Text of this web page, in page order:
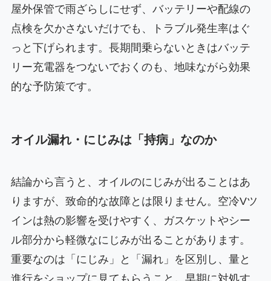
屋外保管で雨ざらしにせず、バッテリーや配線の
点検を欠かさないだけでも、トラブル発生率はぐ
っと下げられます。長期間乗らないときはバッテ
リー充電器をつないでおくのも、地味ながら効果
的な予防策です。
オイル漏れ・にじみは「持病」なのか
結論から言うと、オイルのにじみが出ることはあ
りますが、致命的な故障とは限りません。空冷Vツ
インは熱の影響を受けやすく、ガスケットやシー
ル部分から軽微なにじみが出ることがあります。
重要なのは「にじみ」と「漏れ」を区別し、量と
進行をショップに見てもらうこと。早期に対処す